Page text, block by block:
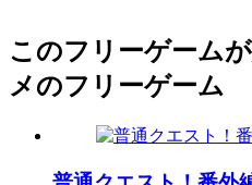
このフリーゲーム
メのフリーゲーム